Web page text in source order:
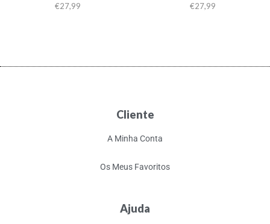
€27,99 €27,99
Cliente
A Minha Conta
Os Meus Favoritos
Ajuda